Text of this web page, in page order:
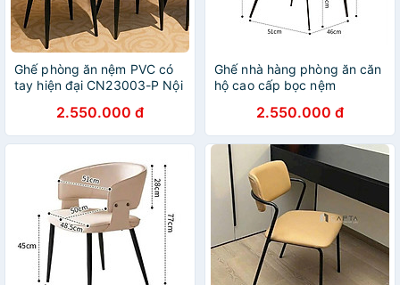
Ghế phòng ăn nệm PVC có
tay hiện đại CN23003-P Nội
2.550.000 đ
Ghế nhà hàng phòng ăn căn
hộ cao cấp bọc nệm
2.550.000 đ